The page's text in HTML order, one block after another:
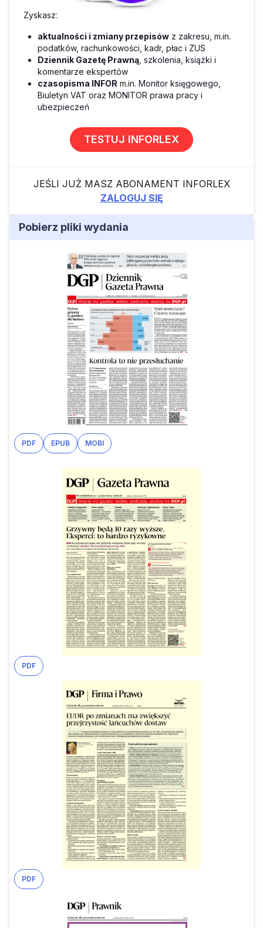
Zyskasz:
aktualności i zmiany przepisów z zakresu, m.in.
podatków, rachunkowości, kadr, płac i ZUS
Dziennik Gazetę Prawną , szkolenia, książki i
komentarze ekspertów
czasopisma INFOR m.in. Monitor księgowego,
Biuletyn VAT oraz MONITOR prawa pracy i
ubezpieczeń
TESTUJ INFORLEX
JEŚLI JUŻ MASZ ABONAMENT INFORLEX
ZALOGUJ SIĘ
Pobierz pliki wydania
PDF EPUB MOBI
PDF
PDF